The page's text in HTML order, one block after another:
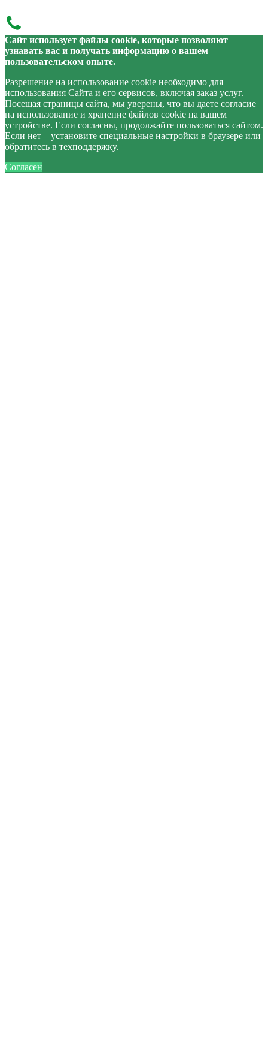
Сайт использует файлы cookie, которые позволяют
узнавать вас и получать информацию о вашем
пользовательском опыте.
Разрешение на использование cookie необходимо для
использования Сайта и его сервисов, включая заказ услуг.
Посещая страницы сайта, мы уверены, что вы даете согласие
на использование и хранение файлов cookie на вашем
устройстве. Если согласны, продолжайте пользоваться сайтом.
Если нет – установите специальные настройки в браузере или
обратитесь в техподдержку.
Согласен